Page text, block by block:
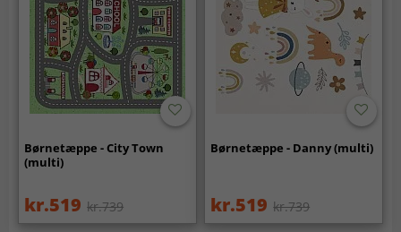
Børnetæppe - City Town
(multi)
kr.519 kr.739
Børnetæppe - Danny (multi)
kr.519 kr.739